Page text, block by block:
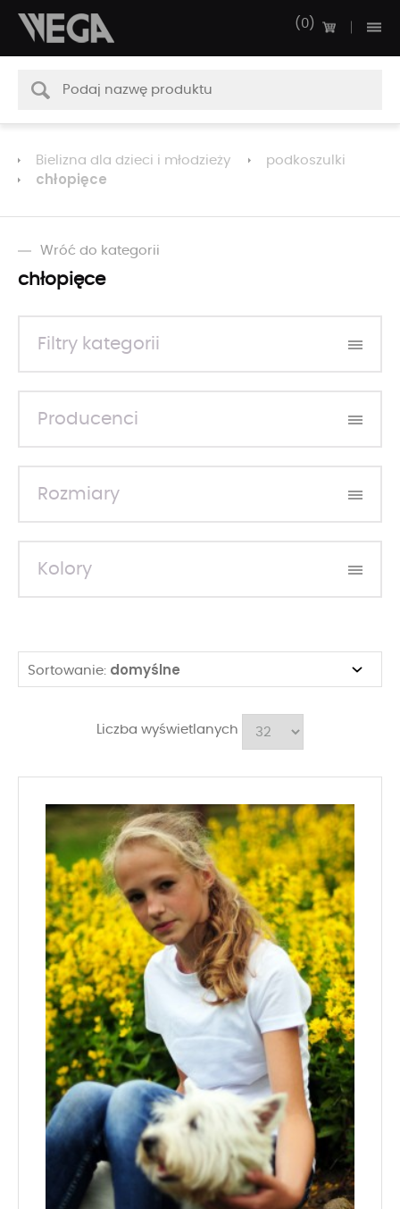
0
Bielizna dla dzieci i młodzieży podkoszulki
chłopięce
Wróć do kategorii
chłopięce
Filtry kategorii
Producenci
Rozmiary
Kolory
Sortowanie: domyślne
Liczba wyświetlanych